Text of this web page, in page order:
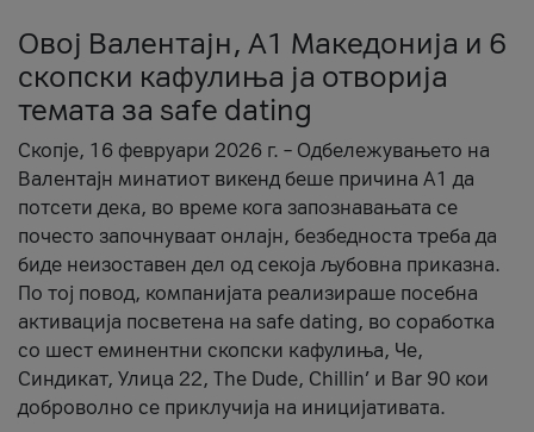
Овој Валентајн, A1 Македонија и 6
скопски кафулиња ја отворија
темата за safe dating
Скопје, 16 февруари 2026 г. – Одбележувањето на
Валентајн минатиот викенд беше причина А1 да
потсети дека, во време кога запознавањата се
почесто започнуваат онлајн, безбедноста треба да
биде неизоставен дел од секоја љубовна приказна.
По тој повод, компанијата реализираше посебна
активација посветена на safe dating, во соработка
со шест еминентни скопски кафулиња, Че,
Синдикат, Улица 22, The Dude, Chillin’ и Bar 90 кои
доброволно се приклучија на иницијативата.